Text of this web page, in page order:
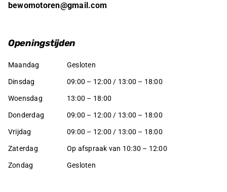
bewomotoren@gmail.com
Openingstijden
Maandag Gesloten
Dinsdag 09:00 – 12:00 / 13:00 – 18:00
Woensdag 13:00 – 18:00
Donderdag 09:00 – 12:00 / 13:00 – 18:00
Vrijdag 09:00 – 12:00 / 13:00 – 18:00
Zaterdag Op afspraak van 10:30 – 12:00
Zondag Gesloten